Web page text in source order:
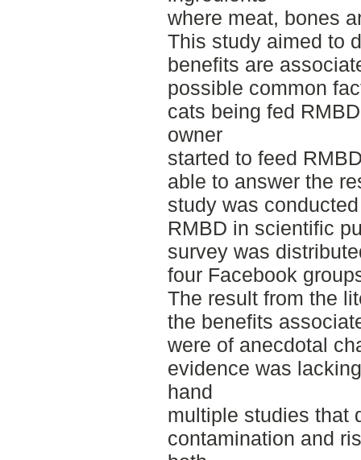
where meat, bones
This study aimed to
benefits are
possible common
cats being fed
owner
started to feed
able to answer the
study was
RMBD in scientific
survey was
four Facebook
The result from the
the benefits
were of anecdotal
evidence was
hand
multiple studies that
contamination and